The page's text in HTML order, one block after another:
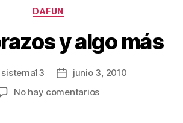
Categorías
DAFUN
y algo más
sistema13
Fechajunio 3, 2010
No hay comentariosen